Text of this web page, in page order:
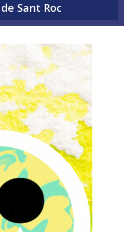
Sant Roc